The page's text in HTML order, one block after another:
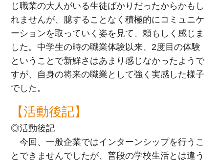
じ職業の大人がいる生徒ばかりだったからかもし
れませんが、臆することなく積極的にコミュニケ
ーションを取っていく姿を見て、頼もしく感じま
した。中学生の時の職業体験以来、2度目の体験
ということで新鮮さはあまり感じなかったようで
すが、自身の将来の職業として強く実感した様子
でした。
【活動後記】
◎活動後記
今回、一般企業ではインターンシップを行うこ
とできませんでしたが、普段の学校生活とは違う